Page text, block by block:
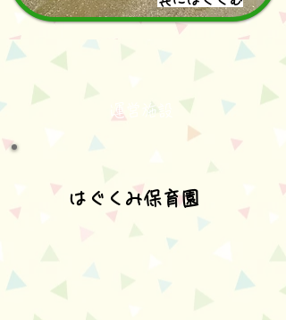
運営施設
はぐくみ保育園